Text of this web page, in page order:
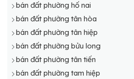
bán đất phường hố nai
bán đất phường tân hòa
bán đất phường tân hiệp
bán đất phường bửu long
bán đất phường tân tiến
bán đất phường tam hiệp